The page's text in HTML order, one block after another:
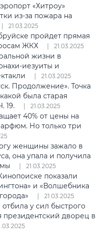
«Хитроу»
из-за пожара на
21.03.2025
пройдет прямая
ЖКХ
21.03.2025
жизни в
иезуиты и
21.03.2025
Продолжение». Точка
была старая
19.
21.03.2025
40% от цены на
Но только три
женщины зажало в
она упала и получила
21.03.2025
показали
и «Волшебника
21.03.2025
у сил быстрого
президентский дворец в